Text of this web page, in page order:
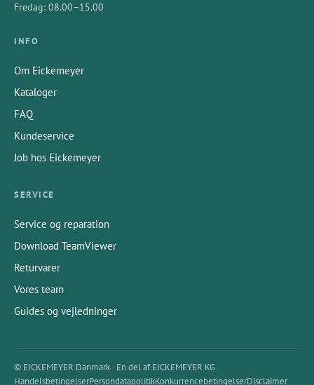
Fredag: 08.00–15.00
INFO
Om Eickemeyer
Kataloger
FAQ
Kundeservice
Job hos Eickemeyer
SERVICE
Service og reparation
Download TeamViewer
Returvarer
Vores team
Guides og vejledninger
© EICKEMEYER Danmark · En del af EICKEMEYER KG
HandelsbetingelserPersondatapolitikKonkurrencebetingelserDisclaimer